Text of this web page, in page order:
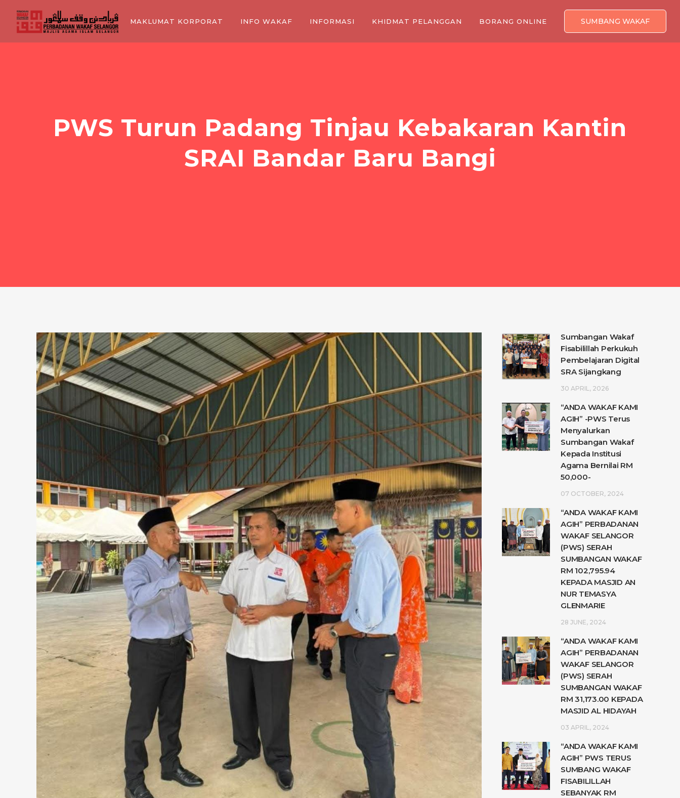
SUMBANG WAKAF
MAKLUMAT KORPORAT INFO WAKAF INFORMASI KHIDMAT PELANGGAN BORANG ONLINE
PWS Turun Padang Tinjau Kebakaran Kantin
SRAI Bandar Baru Bangi
Sumbangan Wakaf
Fisabilillah Perkukuh
Pembelajaran Digital
SRA Sijangkang
30 APRIL, 2026
“ANDA WAKAF KAMI
AGIH” -PWS Terus
Menyalurkan
Sumbangan Wakaf
Kepada Institusi
Agama Bernilai RM
50,000-
07 OCTOBER, 2024
“ANDA WAKAF KAMI
AGIH” PERBADANAN
WAKAF SELANGOR
(PWS) SERAH
SUMBANGAN WAKAF
RM 102,795.94
KEPADA MASJID AN
NUR TEMASYA
GLENMARIE
28 JUNE, 2024
“ANDA WAKAF KAMI
AGIH” PERBADANAN
WAKAF SELANGOR
(PWS) SERAH
SUMBANGAN WAKAF
RM 31,173.00 KEPADA
MASJID AL HIDAYAH
03 APRIL, 2024
“ANDA WAKAF KAMI
AGIH” PWS TERUS
SUMBANG WAKAF
FISABILILLAH
SEBANYAK RM